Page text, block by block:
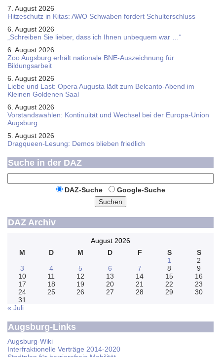
7. August 2026
Hitzeschutz in Kitas: AWO Schwaben fordert Schulterschluss
6. August 2026
„Schreiben Sie lieber, dass ich Ihnen unbequem war …“
6. August 2026
Zoo Augsburg erhält nationale BNE-Auszeichnung für
Bildungsarbeit
6. August 2026
Liebe und Last: Opera Augusta lädt zum Belcanto-Abend im
Kleinen Goldenen Saal
6. August 2026
Vorstandswahlen: Kontinuität und Wechsel bei der Europa-Union
Augsburg
5. August 2026
Dragqueen-Lesung: Demos blieben friedlich
Suche in der DAZ
DAZ-Suche
Google-Suche
Suchen
DAZ Archiv
August 2026
M
D M D F S
S
1
2
3
4 5 6 7 8
9
10
11 12 13 14 15
16
17
18 19 20 21 22
23
24
25 26 27 28 29
30
31
« Juli
Augsburg-Links
Augsburg-Wiki
Interfraktionelle Verträge 2014-2020